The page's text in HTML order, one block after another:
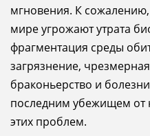
мгновения. К
мире угрожают утрата
фрагментация среды
загрязнение,
браконьерство и
последним убежищем от
этих проблем.